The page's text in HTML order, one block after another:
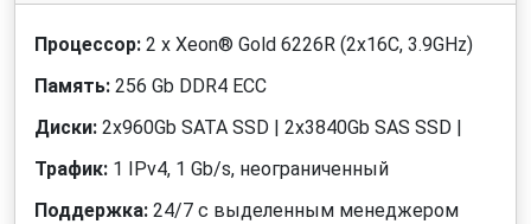
Процессор: 2 x Xeon® Gold 6226R (2x16C, 3.9GHz)
Память: 256 Gb DDR4 ECC
Диски: 2x960Gb SATA SSD | 2x3840Gb SAS SSD |
Трафик: 1 IPv4, 1 Gb/s, неограниченный
Поддержка: 24/7 с выделенным менеджером